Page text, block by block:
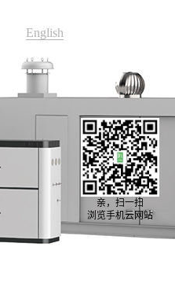
English
亲，扫一扫
浏览手机云网站